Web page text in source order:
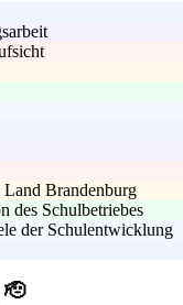
Land Brandenburg
des Schulbetriebes
der Schulentwicklung
🫡